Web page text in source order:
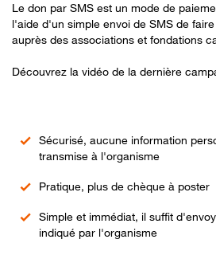
Le don par SMS est un mode de
l'aide d'un simple envoi de SMS de
auprès des associations et fondations
Découvrez la vidéo de la dernière
Sécurisé, aucune information
transmise à l'organisme
Pratique, plus de chèque à poster
Simple et immédiat, il suffit
indiqué par l'organisme